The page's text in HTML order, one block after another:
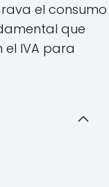
el consumo
que
IVA para